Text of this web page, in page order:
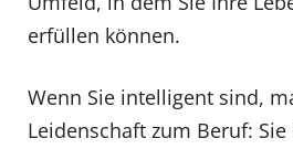
erfüllen können.
Wenn Sie intelligent sind,
Leidenschaft zum Beruf: